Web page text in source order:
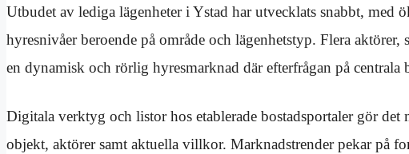
Utbudet av lediga lägenheter i Ystad har utvecklats snabbt, med
hyresnivåer beroende på område och lägenhetstyp. Flera
en dynamisk och rörlig hyresmarknad där efterfrågan på centrala
Digitala verktyg och listor hos etablerade bostadsportaler gör
objekt, aktörer samt aktuella villkor. Marknadstrender pekar på